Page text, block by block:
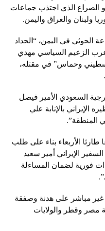
الصراع الذي اجتذب جماعات
ولبنان والعراق واليمن.
الحوثي في ​​اليمن، “الحداد
الزعيم السياسي مهدي
وحماس” في مقتله،
السعودي الأمير فيصل
الإيراني بالإنابة علي
المنطقة”.
الأربعاء بناء على طلب
الإيراني أمير سعيد
فورية لضمان المساءلة
مباشر على هدنة وصفقة
مصر وقطر والولايات